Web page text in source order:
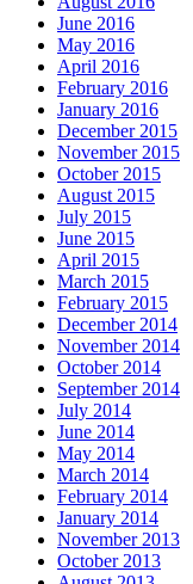
June 2016
May 2016
April 2016
February 2016
January 2016
December 2015
November 2015
October 2015
August 2015
July 2015
June 2015
April 2015
March 2015
February 2015
December 2014
November 2014
October 2014
September 2014
July 2014
June 2014
May 2014
March 2014
February 2014
January 2014
November 2013
October 2013